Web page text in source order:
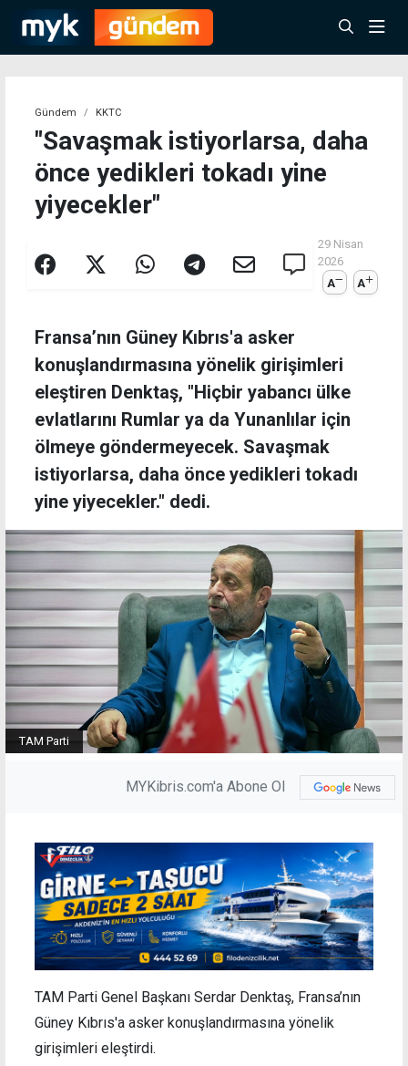
Gündem KKTC
"Savaşmak istiyorlarsa, daha
önce yedikleri tokadı yine
yiyecekler"
29 Nisan
2026
A
A
Fransa’nın Güney Kıbrıs'a asker
konuşlandırmasına yönelik girişimleri
eleştiren Denktaş, "Hiçbir yabancı ülke
evlatlarını Rumlar ya da Yunanlılar için
ölmeye göndermeyecek. Savaşmak
istiyorlarsa, daha önce yedikleri tokadı
yine yiyecekler." dedi.
TAM Parti
MYKibris.com'a Abone Ol
TAM Parti Genel Başkanı Serdar Denktaş, Fransa’nın
Güney Kıbrıs'a asker konuşlandırmasına yönelik
girişimleri eleştirdi.